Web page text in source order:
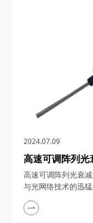
2024.07.09
高速可调阵列
高速可调阵列光衰
与光网络技术的迅
Optical Attenuator,
泛的应用前景，成